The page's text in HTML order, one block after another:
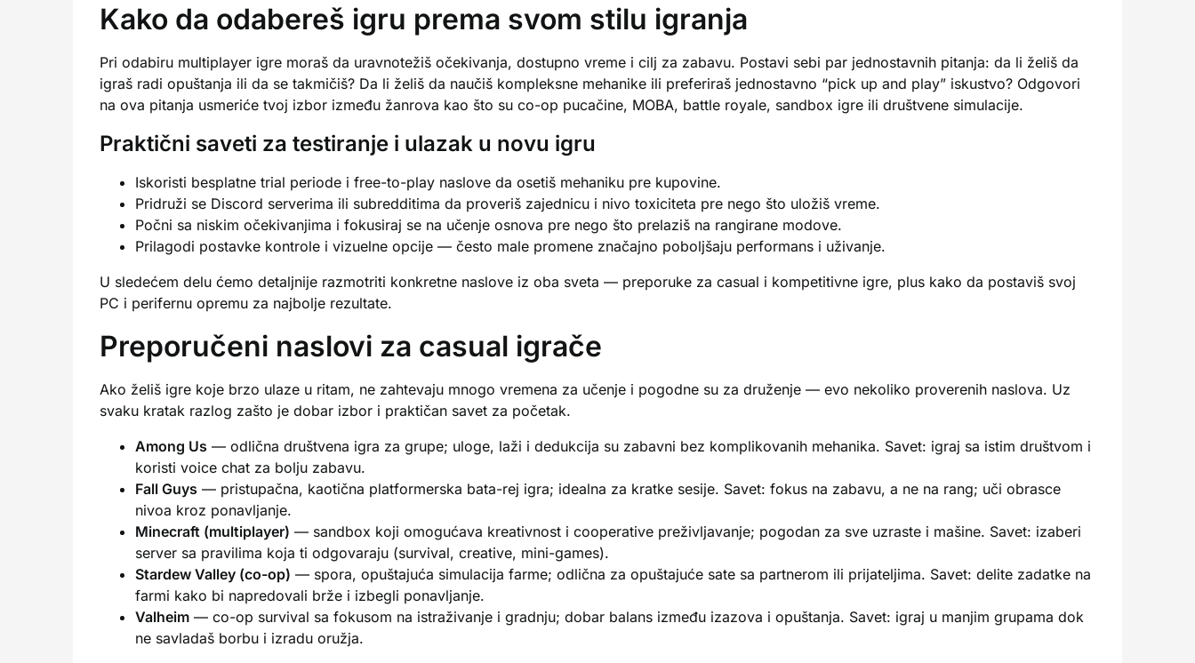
Kako da odabereš igru prema svom stilu igranja
Pri odabiru multiplayer igre moraš da uravnotežiš očekivanja, dostupno vreme i cilj za zabavu. Postavi sebi par jednostavnih pitanja: da li želiš da
igraš radi opuštanja ili da se takmičiš? Da li želiš da naučiš kompleksne mehanike ili preferiraš jednostavno “pick up and play” iskustvo? Odgovori
na ova pitanja usmeriće tvoj izbor između žanrova kao što su co-op pucačine, MOBA, battle royale, sandbox igre ili društvene simulacije.
Praktični saveti za testiranje i ulazak u novu igru
Iskoristi besplatne trial periode i free-to-play naslove da osetiš mehaniku pre kupovine.
Pridruži se Discord serverima ili subredditima da proveriš zajednicu i nivo toxiciteta pre nego što uložiš vreme.
Počni sa niskim očekivanjima i fokusiraj se na učenje osnova pre nego što prelaziš na rangirane modove.
Prilagodi postavke kontrole i vizuelne opcije — često male promene značajno poboljšaju performans i uživanje.
U sledećem delu ćemo detaljnije razmotriti konkretne naslove iz oba sveta — preporuke za casual i kompetitivne igre, plus kako da postaviš svoj
PC i perifernu opremu za najbolje rezultate.
Preporučeni naslovi za casual igrače
Ako želiš igre koje brzo ulaze u ritam, ne zahtevaju mnogo vremena za učenje i pogodne su za druženje — evo nekoliko proverenih naslova. Uz
svaku kratak razlog zašto je dobar izbor i praktičan savet za početak.
Among Us — odlična društvena igra za grupe; uloge, laži i dedukcija su zabavni bez komplikovanih mehanika. Savet: igraj sa istim društvom i
koristi voice chat za bolju zabavu.
Fall Guys — pristupačna, kaotična platformerska bata-rej igra; idealna za kratke sesije. Savet: fokus na zabavu, a ne na rang; uči obrasce
nivoa kroz ponavljanje.
Minecraft (multiplayer) — sandbox koji omogućava kreativnost i cooperative preživljavanje; pogodan za sve uzraste i mašine. Savet: izaberi
server sa pravilima koja ti odgovaraju (survival, creative, mini-games).
Stardew Valley (co-op) — spora, opuštajuća simulacija farme; odlična za opuštajuće sate sa partnerom ili prijateljima. Savet: delite zadatke na
farmi kako bi napredovali brže i izbegli ponavljanje.
Valheim — co-op survival sa fokusom na istraživanje i gradnju; dobar balans između izazova i opuštanja. Savet: igraj u manjim grupama dok
ne savladaš borbu i izradu oružja.